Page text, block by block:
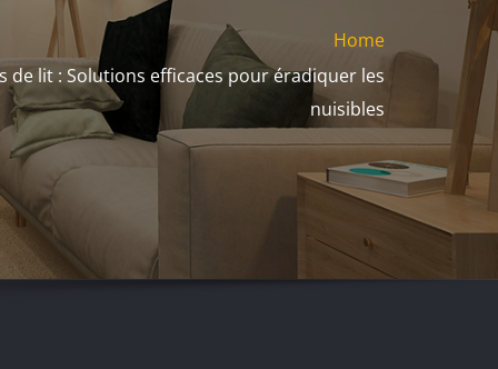
Home
de lit : Solutions efficaces pour éradiquer les
nuisibles